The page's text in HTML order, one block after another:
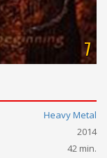
7
Heavy Metal
2014
42 min.